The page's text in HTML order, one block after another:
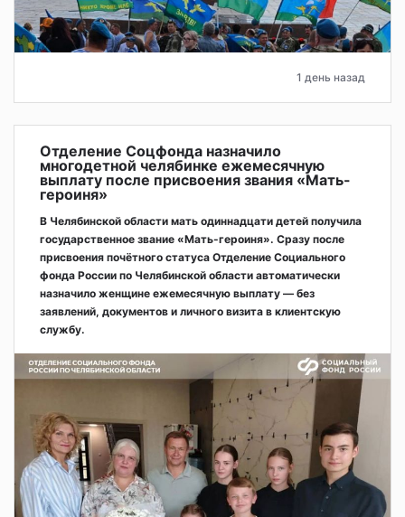
1 день назад
Отделение Соцфонда назначило
многодетной челябинке ежемесячную
выплату после присвоения звания «Мать-
героиня»
В Челябинской области мать одиннадцати детей получила
государственное звание «Мать-героиня». Сразу после
присвоения почётного статуса Отделение Социального
фонда России по Челябинской области автоматически
назначило женщине ежемесячную выплату — без
заявлений, документов и личного визита в клиентскую
службу.